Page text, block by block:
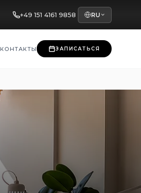
+49 151 4161 9858 RU
КОНТАКТЫ ЗАПИСАТЬСЯ